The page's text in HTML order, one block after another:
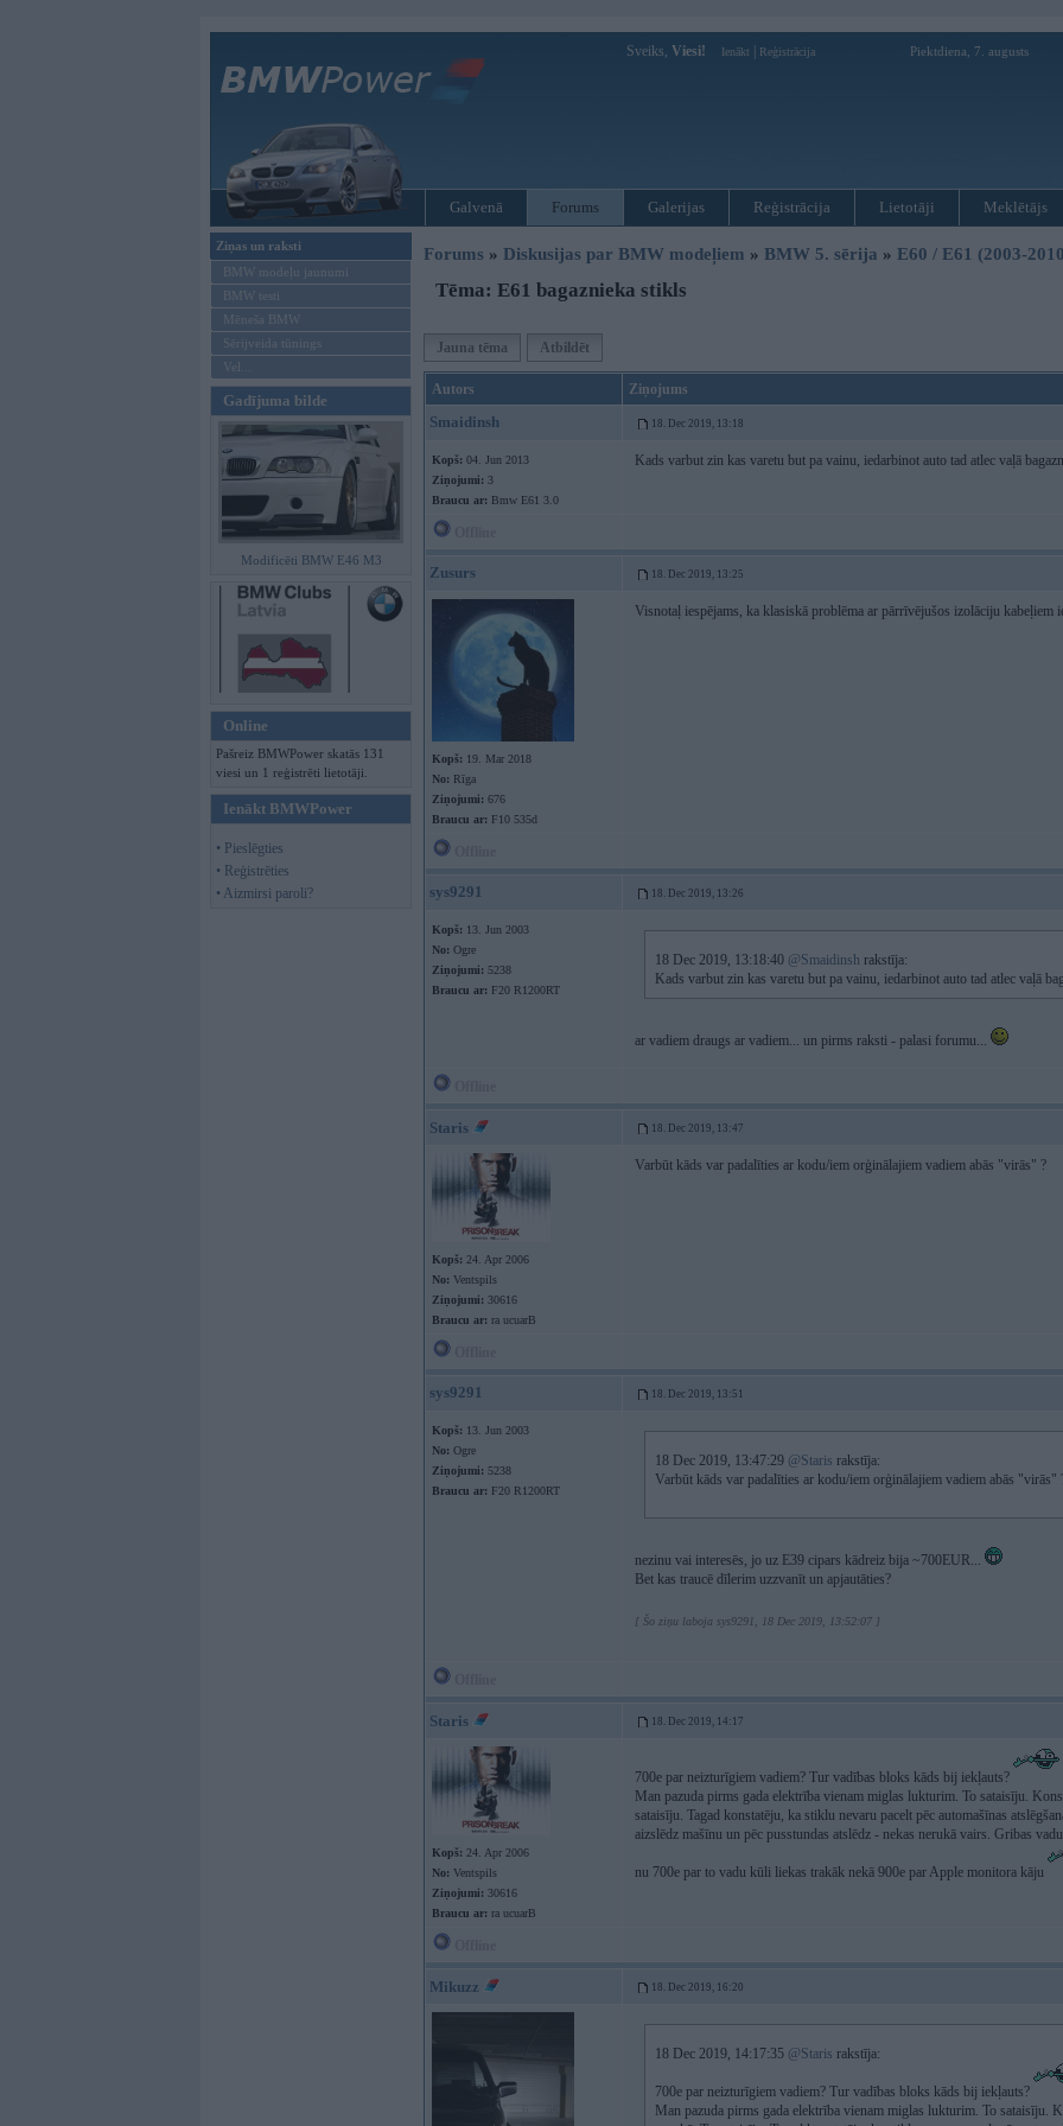
Sveiks, Viesi! Ienākt Reģistrācija Piektdiena, 7. augusts
Galvenā Forums Galerijas Reģistrācija Lietotāji Meklētājs
Ziņas un raksti
BMW modeļu jaunumi
BMW testi
Mēneša BMW
Sērijveida tūnings
Vel...
Gadījuma bilde
Modificēti BMW E46 M3
Online
Pašreiz BMWPower skatās 131
viesi un 1 reģistrēti lietotāji.
Ienākt BMWPower
• Pieslēgties
• Reģistrēties
• Aizmirsi paroli?
Forums » Diskusijas par BMW modeļiem » BMW 5. sērija » E60 / E61 (2003-
Tēma: E61 bagaznieka stikls
Jauna tēma Atbildēt
Autors Ziņojums
Smaidinsh 18. Dec 2019, 13:18
Kopš: 04. Jun 2013
Ziņojumi: 3
Braucu ar: Bmw E61 3.0
Kads varbut zin kas varetu but pa vainu, iedarbinot auto tad atlec vaļā
Zusurs 18. Dec 2019, 13:25
Kopš: 19. Mar 2018
No: Rīga
Ziņojumi: 676
Braucu ar: F10 535d
Visnotaļ iespējams, ka klasiskā problēma ar pārrīvējušos izolāciju kabeļiem
sys9291 18. Dec 2019, 13:26
Kopš: 13. Jun 2003
No: Ogre
Ziņojumi: 5238
Braucu ar: F20 R1200RT
18 Dec 2019, 13:18:40 @Smaidinsh rakstīja:
Kads varbut zin kas varetu but pa vainu, iedarbinot auto tad atlec vaļā
ar vadiem draugs ar vadiem... un pirms raksti - palasi forumu...
Staris 18. Dec 2019, 13:47
Kopš: 24. Apr 2006
No: Ventspils
Ziņojumi: 30616
Braucu ar: ra ucuarB
Varbūt kāds var padalīties ar kodu/iem orģinālajiem vadiem abās "virās" ?
sys9291 18. Dec 2019, 13:51
Kopš: 13. Jun 2003
No: Ogre
Ziņojumi: 5238
Braucu ar: F20 R1200RT
18 Dec 2019, 13:47:29 @Staris rakstīja:
Varbūt kāds var padalīties ar kodu/iem orģinālajiem vadiem abās "virās"
nezinu vai interesēs, jo uz E39 cipars kādreiz bija ~700EUR...
Bet kas traucē dīlerim uzzvanīt un apjautāties?
[ Šo ziņu laboja sys9291, 18 Dec 2019, 13:52:07 ]
Staris 18. Dec 2019, 14:17
Kopš: 24. Apr 2006
No: Ventspils
Ziņojumi: 30616
Braucu ar: ra ucuarB
700e par neizturīgiem vadiem? Tur vadības bloks kāds bij iekļauts?
Man pazuda pirms gada elektrība vienam miglas lukturim. To sataisīju.
sataisīju. Tagad konstatēju, ka stiklu nevaru pacelt pēc automašīnas
aizslēdz mašīnu un pēc pusstundas atslēdz - nekas nerukā vairs. Gribas
nu 700e par to vadu kūli liekas trakāk nekā 900e par Apple monitora kāju
Mikuzz 18. Dec 2019, 16:20
18 Dec 2019, 14:17:35 @Staris rakstīja:
700e par neizturīgiem vadiem? Tur vadības bloks kāds bij iekļauts?
Man pazuda pirms gada elektrība vienam miglas lukturim. To sataisīju.